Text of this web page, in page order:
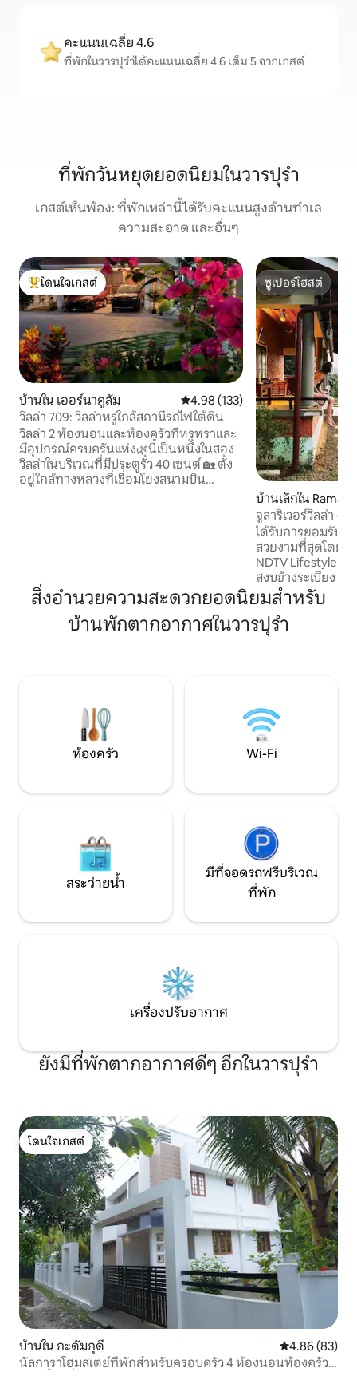
คะแนนเฉลี่ย 4.6
ที่พักในวารปุรําได้คะแนนเฉลี่ย 4.6 เต็ม 5 จากเกสต์
ที่พักวันหยุดยอดนิยมในวารปุรํา
เกสต์เห็นพ้อง: ที่พักเหล่านี้ได้รับคะแนนสูงด้านทำเล
ความสะอาด และอื่นๆ
โดนใจเกสต์ที่สุด
โดนใจเกสต์
บ้านใน เออร์นาคูลัม คะแนนเฉลี่ย 4.98 จาก 5, 133 รีวิว
4.98 (133)
วิลล่า 709: วิลล่าหรูใกล้สถานีรถไฟใต้ดิน
วิลล่า 2 ห้องนอนและห้องครัวที่หรูหราและ
มีอุปกรณ์ครบครันแห่ง🌿นี้เป็นหนึ่งในสอง
วิลล่าในบริเวณที่มีประตูรั้ว 40 เซนต์ 🏡 ตั้ง
อยู่ใกล้ทางหลวงที่เชื่อมโยงสนามบิน
สะดวกสบาย และความสะดวกสบาย
หมายเหตุ: เรายินดีต้อนรับเฉพาะกลุ่ม
ครอบครัวเท่านั้น สำหรับผู้เข้าพักคนอื่นๆ
โปรดส่งข้อความถึงเราก่อนจองที่พัก
ซูเปอร์โฮสต์
ซูเปอร์โฮสต์
บ้านเล็กใน
จูลาริเวอร์วิลล่า •
ได้รับการยอมรับว่
สวยงามที่สุดโดย
NDTV Lifestyle จู
สงบข้างระเบียง
ประกาย และหมู่บ้
เวลาหยุดนิ่ง ทำใ
จะอยากกลับมาอีก
ที่ดินที่มองเห็นแม่
เป็นสิทธิพิเศษเฉพ
การจองโดยตรง
สิ่งอำนวยความสะดวกยอดนิยมสำหรับ
บ้านพักตากอากาศในวารปุรํา
ห้องครัว Wi-Fi
สระว่ายน้ำ
มีที่จอดรถฟรีบริเวณ
ที่พัก
เครื่องปรับอากาศ
ยังมีที่พักตากอากาศดีๆ อีกในวารปุรํา
โดนใจเกสต์
โดนใจเกสต์
บ้านใน กะดัมกุดี คะแนนเฉลี่ย
4.86 (83)
นัลการาโฮมสเตย์ที่พักสำหรับครอบครัว 4 ห้องนอนห้องครัว